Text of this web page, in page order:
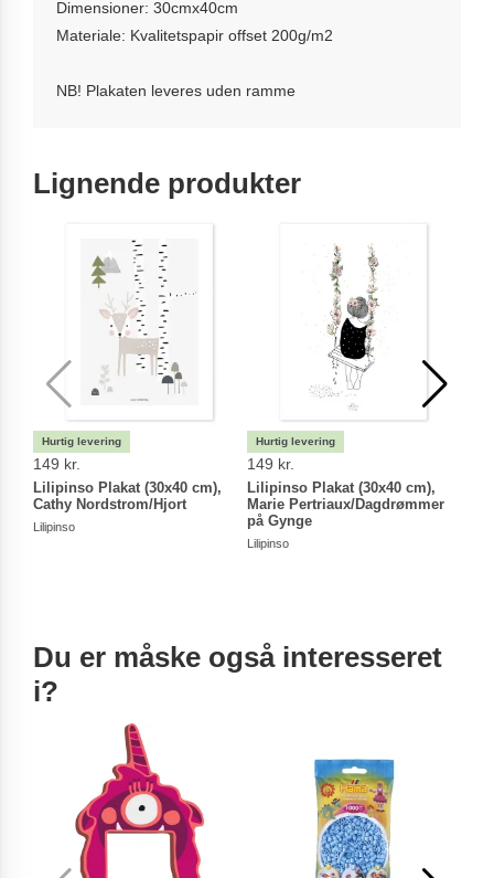
Dimensioner: 30cmx40cm
Materiale: Kvalitetspapir offset 200g/m2
NB! Plakaten leveres uden ramme
Lignende produkter
149 kr.
Lilipinso Plakat (30x40 cm),
Cathy Nordstrom/Hjort
Lilipinso
149 kr.
Lilipinso Plakat (30x40 cm),
Marie Pertriaux/Dagdrømmer
på Gynge
Lilipinso
Du er måske også interesseret
i?